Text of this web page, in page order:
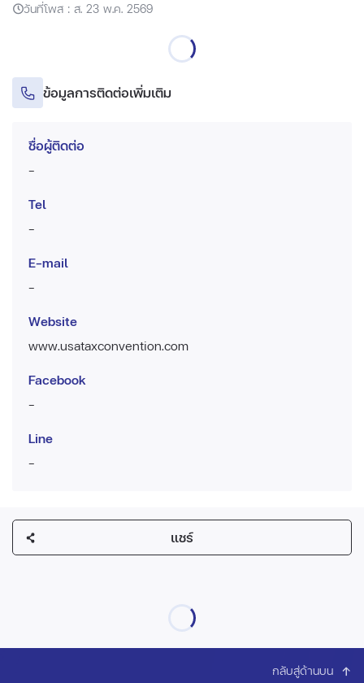
วันที่โพส : ส. 23 พ.ค. 2569
ข้อมูลการติดต่อเพิ่มเติม
ชื่อผู้ติดต่อ
-
Tel
-
E-mail
-
Website
www.usataxconvention.com
Facebook
-
Line
-
แชร์
กลับสู่ด้านบน